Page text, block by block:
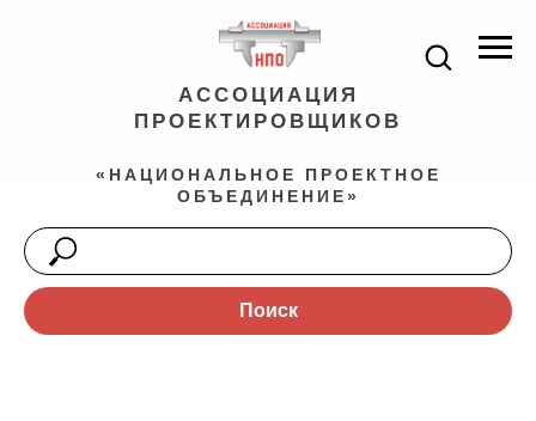
АССОЦИАЦИЯ
ПРОЕКТИРОВЩИКОВ
«НАЦИОНАЛЬНОЕ ПРОЕКТНОЕ
ОБЪЕДИНЕНИЕ»
Поиск